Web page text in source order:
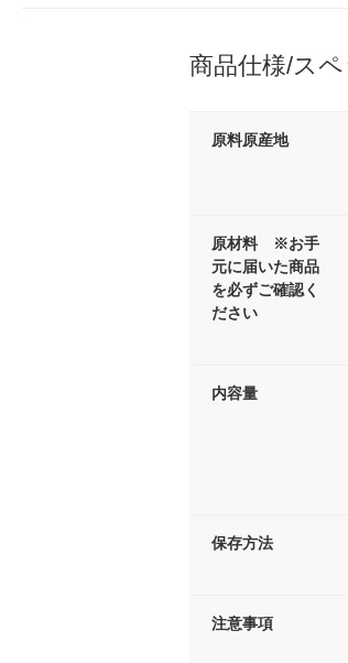
商品仕様/スペ
原料原産地
原材料 ※お手
元に届いた商品
を必ずご確認く
ださい
内容量
保存方法
注意事項